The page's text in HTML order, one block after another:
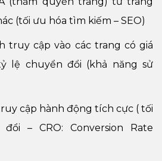
(tối ưu hóa tìm kiếm – SEO)
truy cập vào các trang có giá
lệ chuyển đổi (khả năng sử
cập hành động tích cực ( tối
– CRO: Conversion Rate